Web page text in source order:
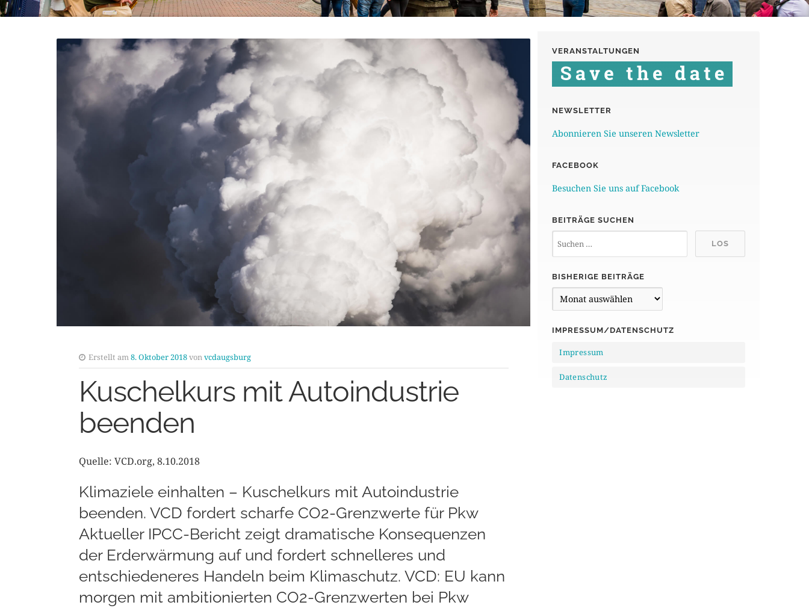
Erstellt am 8. Oktober 2018von vcdaugsburg
Kuschelkurs mit Autoindustrie
beenden
Quelle: VCD.org, 8.10.2018
Klimaziele einhalten – Kuschelkurs mit Autoindustrie
beenden. VCD fordert scharfe CO2-Grenzwerte für Pkw
Aktueller IPCC-Bericht zeigt dramatische Konsequenzen
der Erderwärmung auf und fordert schnelleres und
entschiedeneres Handeln beim Klimaschutz. VCD: EU kann
morgen mit ambitionierten CO2-Grenzwerten bei Pkw
VERANSTALTUNGEN
NEWSLETTER
Abonnieren Sie unseren Newsletter
FACEBOOK
Besuchen Sie uns auf Facebook
BEITRÄGE SUCHEN
BISHERIGE BEITRÄGE
i
s
IMPRESSUM/DATENSCHUTZ
Impressum
Datenschutz